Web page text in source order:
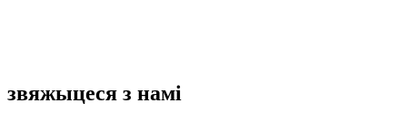
звяжыцеся з намі